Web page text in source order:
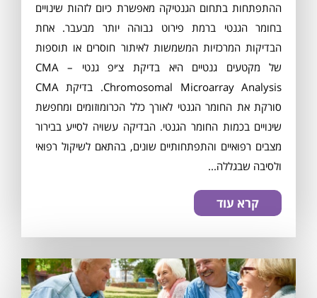
ההתפתחות בתחום הגנטיקה מאפשרת כיום לזהות שינויים
בחומר הגנטי ברמת פירוט גבוהה יותר מבעבר. אחת
הבדיקות המרכזיות המשמשות לאיתור חוסרים או תוספות
של מקטעים גנטיים היא בדיקת צ׳יפ גנטי CMA –
Chromosomal Microarray Analysis. בדיקת CMA
סורקת את החומר הגנטי לאורך כלל הכרומוזומים ומחפשת
שינויים בכמות החומר הגנטי. הבדיקה עשויה לסייע בבירור
מצבים רפואיים והתפתחותיים שונים, בהתאם לשיקול רפואי
ולסיבה שבגללה...
קרא עוד